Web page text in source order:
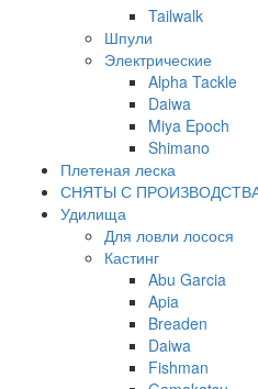
Tailwalk
Шпули
Электрические
Alpha Tackle
Daiwa
Miya Epoch
Shimano
Плетеная леска
СНЯТЫ С
Удилища
Для ловли лосося
Кастинг
Abu Garcia
Apia
Breaden
Daiwa
Fishman